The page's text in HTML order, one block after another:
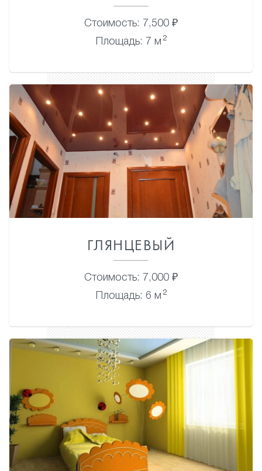
Стоимость: 7,500 ₽
Площадь: 7 м 2
ГЛЯНЦЕВЫЙ
Стоимость: 7,000 ₽
Площадь: 6 м 2